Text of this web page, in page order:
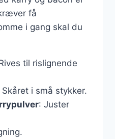
få
i gang skal du
til rislignende
Skåret i små stykker.
: Juster